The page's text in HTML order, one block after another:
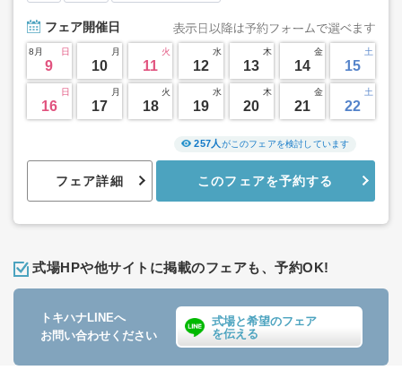
フェア開催日
8月 日
9
月
10
火
11
水
12
木
13
金
14
土
15
日
16
月
17
火
18
水
19
木
20
金
21
土
22
フェア詳細
257人 がこのフェアを検討しています
このフェアを予約する
式場HPや他サイトに掲載のフェアも、予約OK!
トキハナLINEへ
お問い合わせください
式場と希望のフェア
を伝える